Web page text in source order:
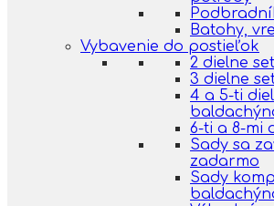
Batohy,
Vybavenie do postieľok
2 dielne
3 dielne
4 a 5-ti
6-ti a 8-mi
Sady sa
zadarmo
Sady